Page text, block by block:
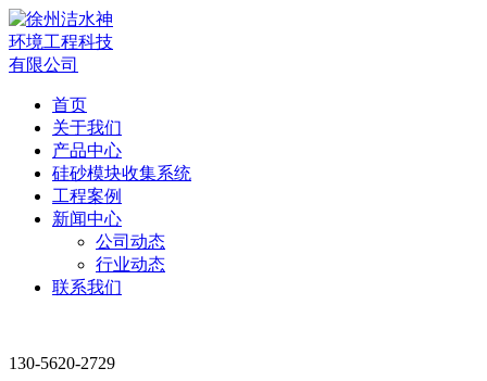
首页
关于我们
产品中心
硅砂模块收集系统
工程案例
新闻中心
公司动态
行业动态
联系我们
130-5620-2729